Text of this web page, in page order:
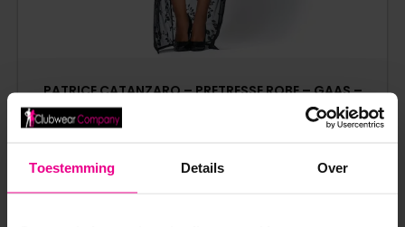
Toestemming Details Over
PATRICE CATANZARO – PRETRESSE ROBE – GAAS –
€129,95